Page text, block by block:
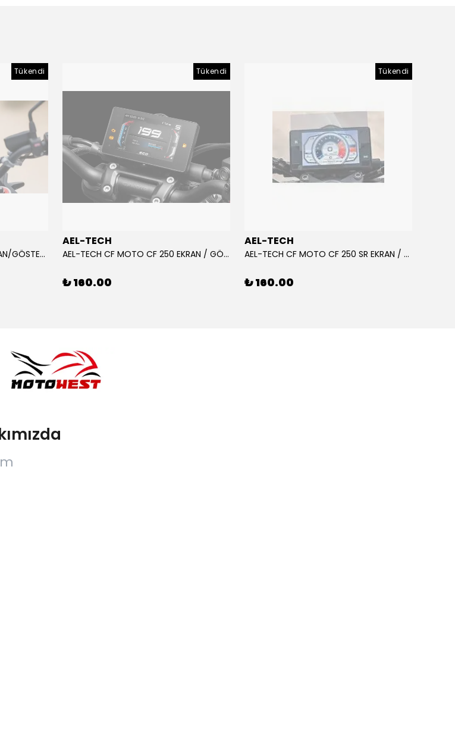
Tükendi
AEL-TECH BMW F 900 GS EKRAN/GÖSTERGE KORUYUCU 2024-2025
Tükendi
AEL-TECH
AEL-TECH CF MOTO CF 250 EKRAN / GÖSTERGE KORUYUCU 2020-2022
₺ 160.00
Tükendi
AEL-TECH
AEL-TECH CF MOTO CF 250 SR EKRAN / GÖSTERGE KORUYUCU 2023-2025
₺ 160.00